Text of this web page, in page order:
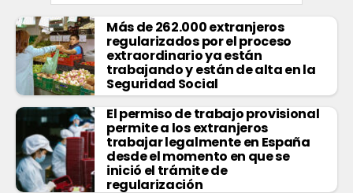
Más de 262.000 extranjeros
regularizados por el proceso
extraordinario ya están
trabajando y están de alta en la
Seguridad Social
El permiso de trabajo provisional
permite a los extranjeros
trabajar legalmente en España
desde el momento en que se
inició el trámite de
regularización